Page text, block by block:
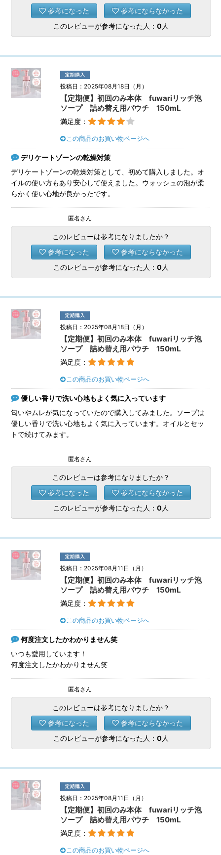
参考になった
参考にならなかった
このレビューが参考になった人： 0 人
投稿日：2025年08月18日（月）
【定期便】初回のみ本体 fuwariリッチ泡
ソープ 詰め替え用パウチ 150mL
満足度：
この商品のお買い物ページへ
デリケートゾーンの乾燥対策
デリケートゾーンの乾燥対策として、初めて購入しました。オ
イルの使い方もあり安心して使えました。ウォッシュの泡が柔
らかく使い心地が良かったです。
匿名さん
このレビューは参考になりましたか？
参考になった
参考にならなかった
このレビューが参考になった人： 0 人
投稿日：2025年08月18日（月）
【定期便】初回のみ本体 fuwariリッチ泡
ソープ 詰め替え用パウチ 150mL
満足度：
この商品のお買い物ページへ
優しい香りで洗い心地もよく気に入っています
匂いやムレが気になっていたので購入してみました。ソープは
優しい香りで洗い心地もよく気に入っています。オイルとセッ
トで続けてみます。
匿名さん
このレビューは参考になりましたか？
参考になった
参考にならなかった
このレビューが参考になった人： 0 人
投稿日：2025年08月11日（月）
【定期便】初回のみ本体 fuwariリッチ泡
ソープ 詰め替え用パウチ 150mL
満足度：
この商品のお買い物ページへ
何度注文したかわかりません笑
いつも愛用しています！
何度注文したかわかりません笑
匿名さん
このレビューは参考になりましたか？
参考になった
参考にならなかった
このレビューが参考になった人： 0 人
投稿日：2025年08月11日（月）
【定期便】初回のみ本体 fuwariリッチ泡
ソープ 詰め替え用パウチ 150mL
満足度：
この商品のお買い物ページへ